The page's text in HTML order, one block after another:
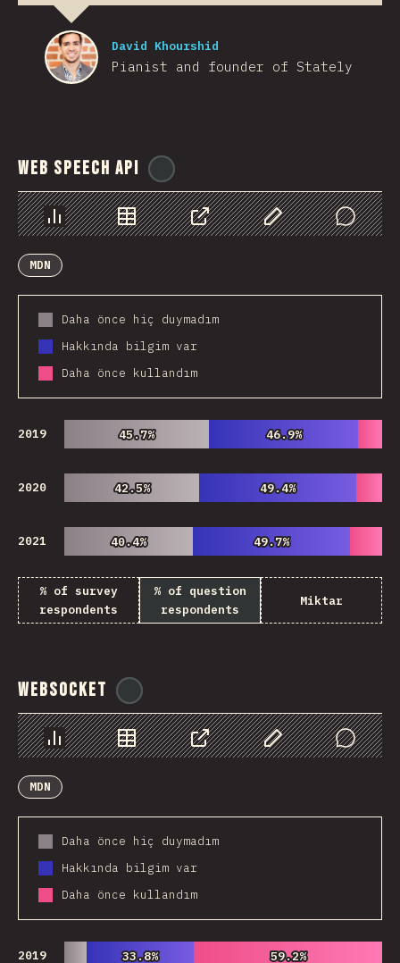
David Khourshid
Pianist and founder of Stately
Web Speech API
Chart Data Share Customize Data
Comments
MDN
Daha önce hiç duymadım
Hakkında bilgim var
Daha önce kullandım
2019 45.7%
45.7% 46.9%
46.9%
2020 42.5%
42.5% 49.4%
49.4%
2021 40.4%
40.4% 49.7%
49.7%
% of survey
respondents
% of question
respondents
Miktar
WebSocket
Chart Data Share Customize Data
Comments
MDN
Daha önce hiç duymadım
Hakkında bilgim var
Daha önce kullandım
2019 33.8%
33.8% 59.2%
59.2%